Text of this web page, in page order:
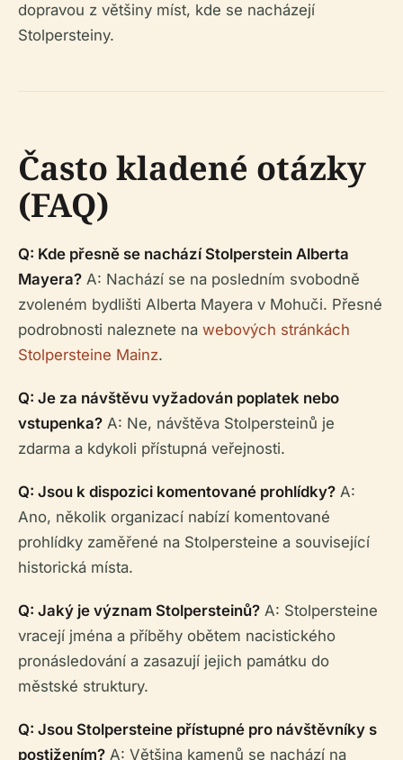
dopravou z většiny míst, kde se nacházejí
Stolpersteiny.
Často kladené otázky
(FAQ)
Q: Kde přesně se nachází Stolperstein Alberta
Mayera? A: Nachází se na posledním svobodně
zvoleném bydlišti Alberta Mayera v Mohuči. Přesné
podrobnosti naleznete na webových stránkách
Stolpersteine Mainz.
Q: Je za návštěvu vyžadován poplatek nebo
vstupenka? A: Ne, návštěva Stolpersteinů je
zdarma a kdykoli přístupná veřejnosti.
Q: Jsou k dispozici komentované prohlídky? A:
Ano, několik organizací nabízí komentované
prohlídky zaměřené na Stolpersteine a související
historická místa.
Q: Jaký je význam Stolpersteinů? A: Stolpersteine
vracejí jména a příběhy obětem nacistického
pronásledování a zasazují jejich památku do
městské struktury.
Q: Jsou Stolpersteine přístupné pro návštěvníky s
postižením? A: Většina kamenů se nachází na